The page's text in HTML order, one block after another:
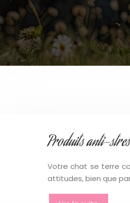
Produits anti-
Votre chat se terre
attitudes, bien que